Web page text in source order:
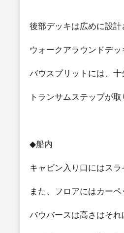
後部デッキは広めに設
ウォークアラウンドデ
バウスプリットには、
トランサムステップが
◆船内
キャビン入り口にはス
また、フロアにはカー
バウバースは高さはそ